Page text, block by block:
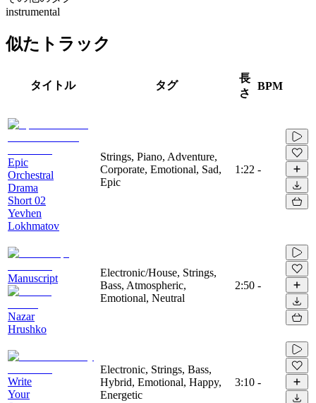
instrumental
似たトラック
タイトル タグ
長
さ
BPM
Epic
Orchestral
Drama
Short 02
Yevhen
Lokhmatov
Strings, Piano, Adventure,
Corporate, Emotional, Sad,
Epic
1:22 -
Manuscript
Nazar
Hrushko
Electronic/House, Strings,
Bass, Atmospheric,
Emotional, Neutral
2:50 -
Write
Your
Electronic, Strings, Bass,
Hybrid, Emotional, Happy,
Energetic
3:10 -